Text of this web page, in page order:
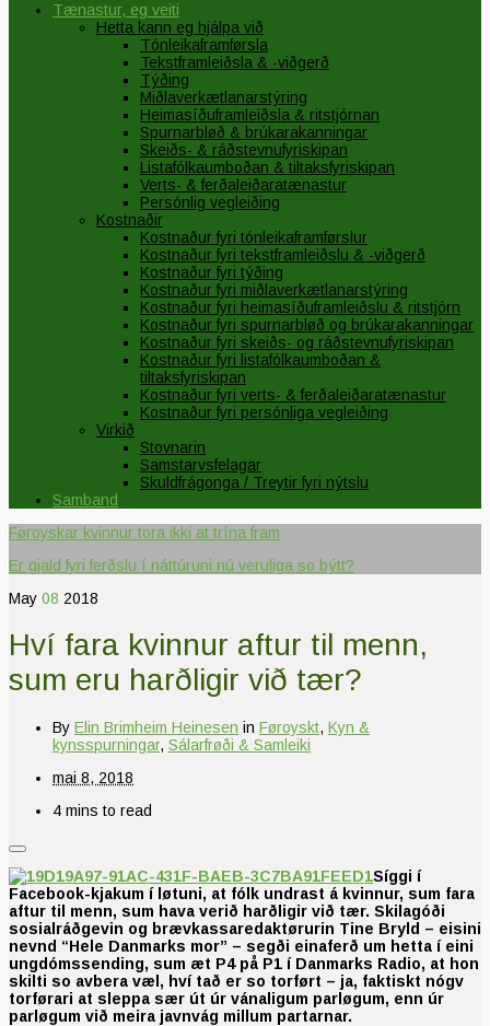
Tænastur, eg veiti
Hetta kann eg hjálpa við
Tónleikaframførsla
Tekstframleiðsla & -viðgerð
Týðing
Miðlaverkætlanarstýring
Heimasíðuframleiðsla & ritstjórnan
Spurnarbløð & brúkarakanningar
Skeiðs- & ráðstevnufyriskipan
Listafólkaumboðan & tiltaksfyriskipan
Verts- & ferðaleiðaratænastur
Persónlig vegleiðing
Kostnaðir
Kostnaður fyri tónleikaframførslur
Kostnaður fyri tekstframleiðslu & -viðgerð
Kostnaður fyri týðing
Kostnaður fyri miðlaverkætlanarstýring
Kostnaður fyri heimasíðuframleiðslu & ritstjórn
Kostnaður fyri spurnarbløð og brúkarakanningar
Kostnaður fyri skeiðs- og ráðstevnufyriskipan
Kostnaður fyri listafólkaumboðan &
tiltaksfyriskipan
Kostnaður fyri verts- & ferðaleiðaratænastur
Kostnaður fyri persónliga vegleiðing
Virkið
Stovnarin
Samstarvsfelagar
Skuldfrágonga / Treytir fyri nýtslu
Samband
Føroyskar kvinnur tora ikki at trína fram
Er gjald fyri ferðslu í náttúruni nú veruliga so býtt?
May 08 2018
Hví fara kvinnur aftur til menn,
sum eru harðligir við tær?
By Elin Brimheim Heinesen in Føroyskt, Kyn &
kynsspurningar, Sálarfrøði & Samleiki
mai 8, 2018
4 mins to read
Síggi í
Facebook-kjakum í løtuni, at fólk undrast á kvinnur, sum fara
aftur til menn, sum hava verið harðligir við tær. Skilagóði
sosialráðgevin og brævkassaredaktørurin Tine Bryld – eisini
nevnd “Hele Danmarks mor” – segði einaferð um hetta í eini
ungdómssending, sum æt P4 på P1 í Danmarks Radio, at hon
skilti so avbera væl, hví tað er so torført – ja, faktiskt nógv
torførari at sleppa sær út úr vánaligum parløgum, enn úr
parløgum við meira javnvág millum partarnar.